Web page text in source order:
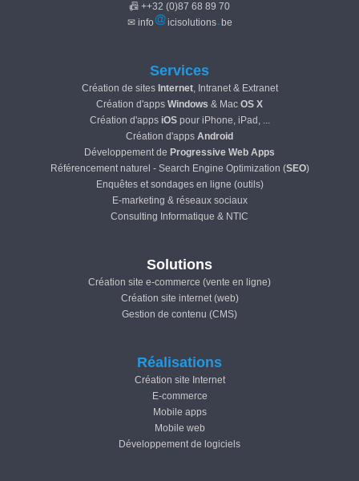
📠 ++32 (0)87 68 89 70
✉ info
icisolutions be
Services
Création de sites Internet, Intranet & Extranet
Création d'apps Windows & Mac OS X
Création d'apps iOSpour iPhone, iPad, ...
Création d'apps Android
Développement de Progressive Web Apps
Référencement naturel - Search Engine Optimization (SEO)
Enquêtes et sondages en ligne (outils)
E-marketing & réseaux sociaux
Consulting Informatique & NTIC
Solutions
Création site e-commerce (vente en ligne)
Création site internet (web)
Gestion de contenu (CMS)
Réalisations
Création site Internet
E-commerce
Mobile apps
Mobile web
Développement de logiciels